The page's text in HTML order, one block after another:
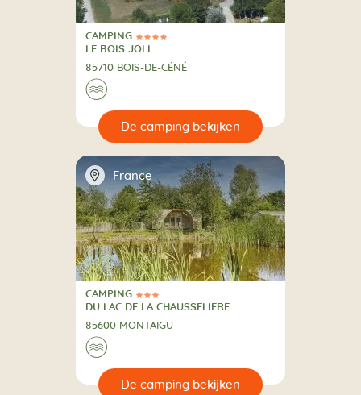
4 Sterren
CAMPING
CAMPING
LE BOIS JOLI
85710 BOIS-DE-CÉNÉ
🌊
📍 France
3 Sterren
CAMPING
CAMPING
DU LAC DE LA CHAUSSELIERE
85600 MONTAIGU
🌊